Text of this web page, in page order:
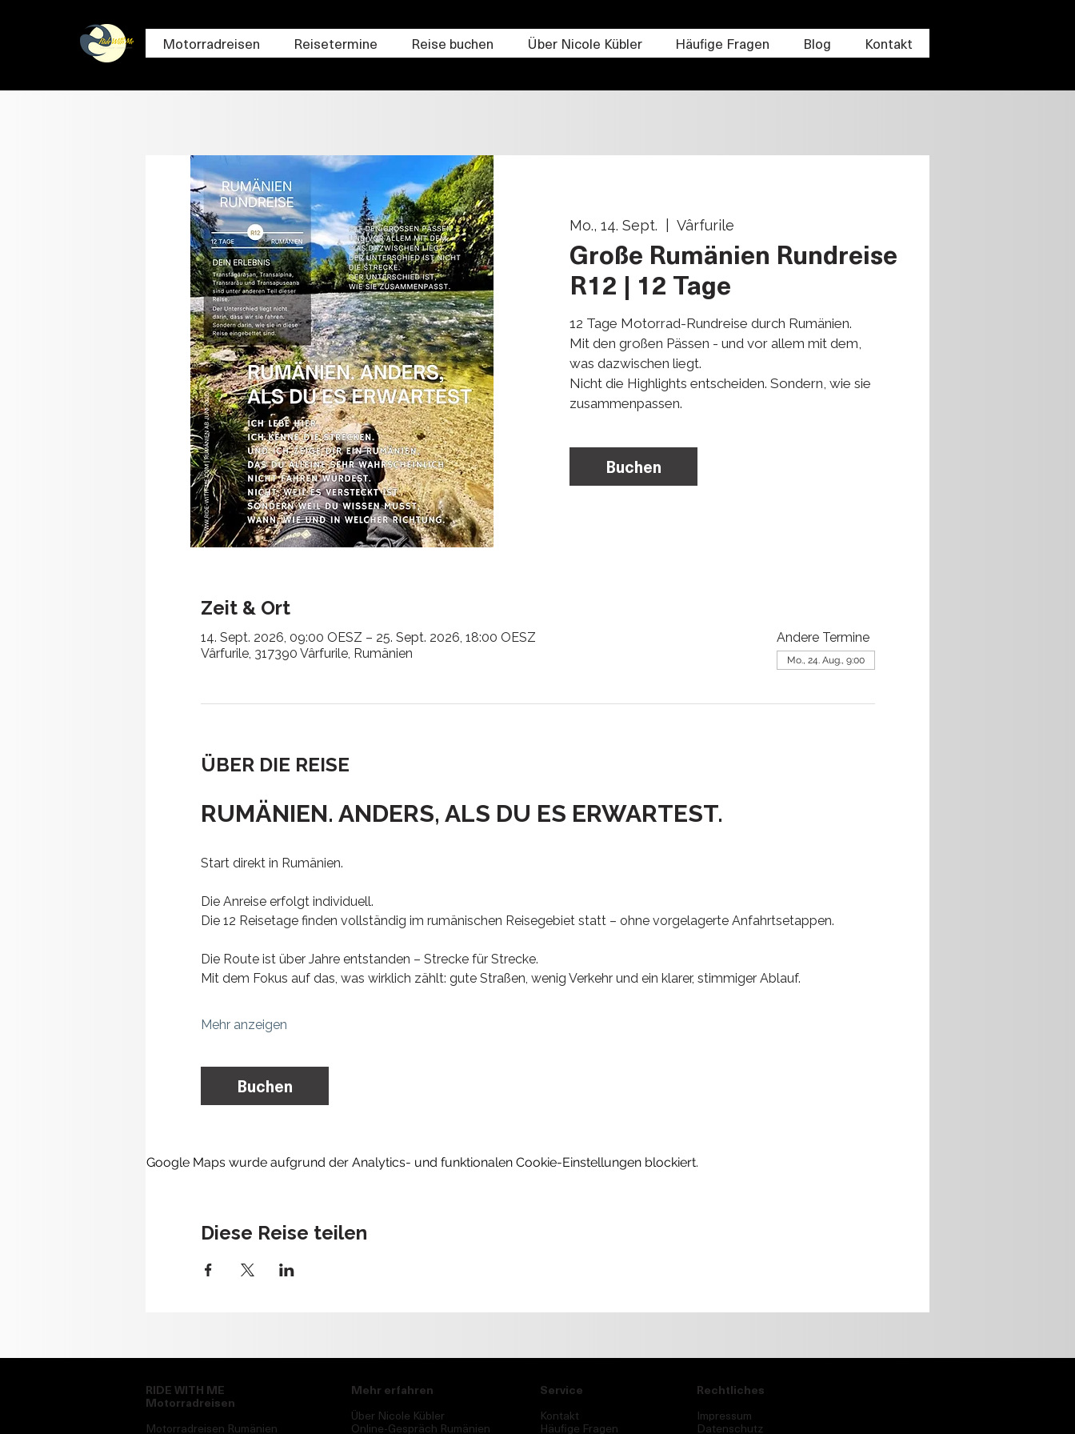
Motorradreisen Reisetermine Reise buchen Über Nicole Kübler Häufige Fragen Blog Kontakt
Mo., 14. Sept. Vârfurile
Große Rumänien Rundreise
R12 | 12 Tage
12 Tage Motorrad-Rundreise durch Rumänien.
Mit den großen Pässen - und vor allem mit dem,
was dazwischen liegt.
Nicht die Highlights entscheiden. Sondern, wie sie
zusammenpassen.
Buchen
Zeit & Ort
14. Sept. 2026, 09:00 OESZ – 25. Sept. 2026, 18:00 OESZ
Vârfurile, 317390 Vârfurile, Rumänien
Andere Termine
Mo., 24. Aug., 9:00
ÜBER DIE REISE
RUMÄNIEN. ANDERS, ALS DU ES ERWARTEST.
Start direkt in Rumänien.
Die Anreise erfolgt individuell.
Die 12 Reisetage finden vollständig im rumänischen Reisegebiet statt – ohne vorgelagerte Anfahrtsetappen.
Die Route ist über Jahre entstanden – Strecke für Strecke.
Mit dem Fokus auf das, was wirklich zählt: gute Straßen, wenig Verkehr und ein klarer, stimmiger Ablauf.
Mehr anzeigen
Buchen
Google Maps wurde aufgrund der Analytics- und funktionalen Cookie-Einstellungen blockiert.
Diese Reise teilen
RIDE WITH ME
Motorradreisen
Motorradreisen Rumänien
Mehr erfahren
Über Nicole Kübler
Online-Gespräch Rumänien
Service
Kontakt
Häufige Fragen
Rechtliches
Impressum
Datenschutz